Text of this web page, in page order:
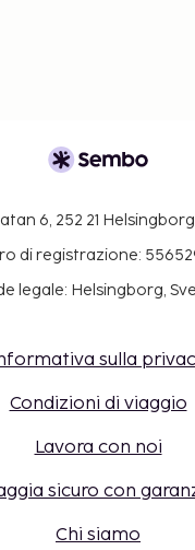
è LGBTQ+
senza alcuna
6, 252 21
di registrazione:
legale: Helsingborg,
sulla
Condizioni di viaggio
Lavora con noi
sicuro con
Chi siamo